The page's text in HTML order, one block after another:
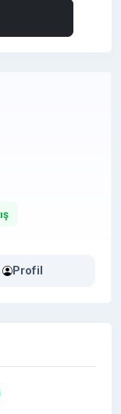
Profil